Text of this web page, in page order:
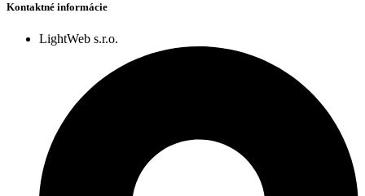
Kontaktné informácie
LightWeb s.r.o.